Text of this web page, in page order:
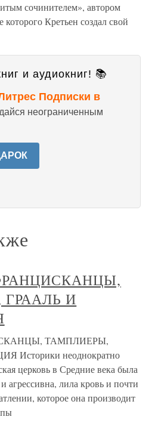
сочинителем», автором
Кретьен создал свой
и аудиокниг! 📚
Подписки в
неограниченным
ФРАНЦИСКАНЦЫ,
И
ТАМПЛИЕРЫ,
Историки неоднократно
церковь в Средние века была
агрессивна, лила кровь и почти
которое она производит